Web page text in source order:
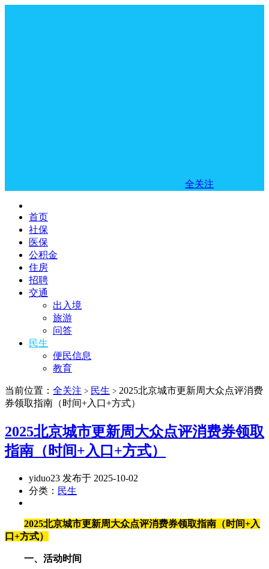
全关注
首页
社保
医保
公积金
住房
招聘
交通
出入境
旅游
问答
民生
便民信息
教育
当前位置： 全关注 > 民生 > 2025北京城市更新周大众点评消费
券领取指南（时间+入口+方式）
2025北京城市更新周大众点评消费券领取
指南（时间+入口+方式）
yiduo23 发布于 2025-10-02
分类： 民生
2025北京城市更新周大众点评消费券领取指南（时间+入
口+方式）
一、活动时间